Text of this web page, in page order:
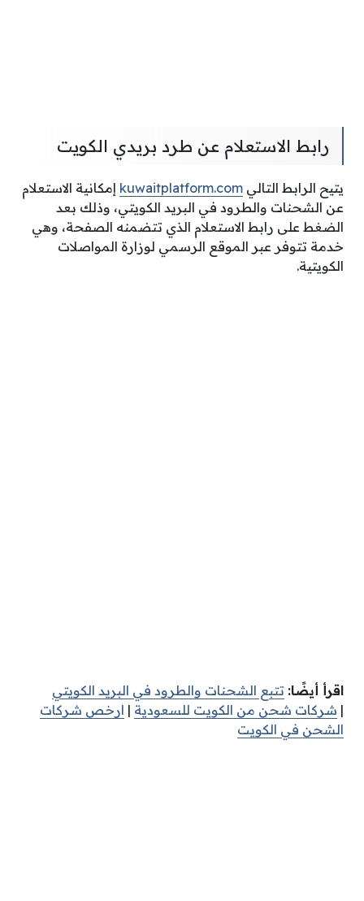
رابط الاستعلام عن طرد بريدي الكويت
يتيح الرابط التالي kuwaitplatform.com إمكانية الاستعلام
عن الشحنات والطرود في البريد الكويتي، وذلك بعد
الضغط على رابط الاستعلام الذي تتضمنه الصفحة، وهي
خدمة تتوفر عبر الموقع الرسمي لوزارة المواصلات
الكويتية.
اقرأ أيضًا: تتبع الشحنات والطرود في البريد الكويتي
| شركات شحن من الكويت للسعودية | ارخص شركات
الشحن في الكويت